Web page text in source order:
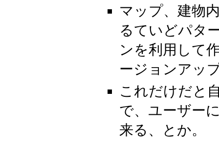
マップ、建物
るていどパタ
ンを利用して
ージョンアッ
これだけだと
で、ユーザー
来る、とか。